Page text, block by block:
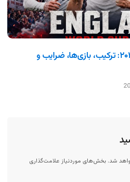
انگلیس در جام جهانی ۲۰۲۶: ترکیب، بازی‌ها، ضرایب و
شد. بخش‌های موردنیاز علامت‌گذاری